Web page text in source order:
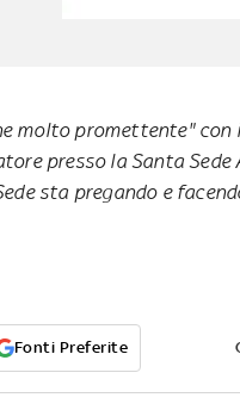
molto promettente" con
presso la Santa Sede
sta pregando e
Fonti Preferite